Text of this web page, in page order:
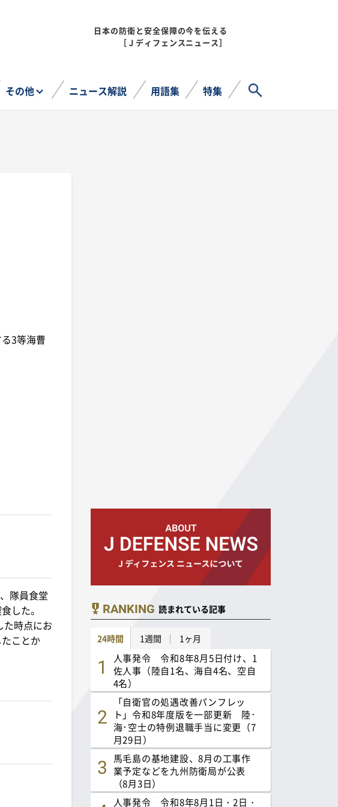
日本の防衛と安全保障の今を伝える
［Ｊディフェンスニュース］
その他 ニュース解説 用語集 特集
3等海曹
隊員食堂
した。
時点にお
ことか
RANKING 読まれている記事
24時間 1週間 1ヶ月
人事発令 令和8年8月5日付け、1
佐人事（陸自1名、海自4名、空自
4名）
「自衛官の処遇改善パンフレッ
ト」令和8年度版を一部更新 陸･
海･空士の特例退職手当に変更（7
月29日）
馬毛島の基地建設、8月の工事作
業予定などを九州防衛局が公表
（8月3日）
人事発令 令和8年8月1日・2日・